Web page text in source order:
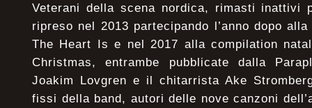
Veterani della scena nordica, rimasti inattivi
ripreso nel 2013 partecipando l’anno dopo
The Heart Is e nel 2017 alla compilation
Christmas, entrambe pubblicate dalla
Joakim Lovgren e il chitarrista Ake
fissi della band, autori delle nove canzoni